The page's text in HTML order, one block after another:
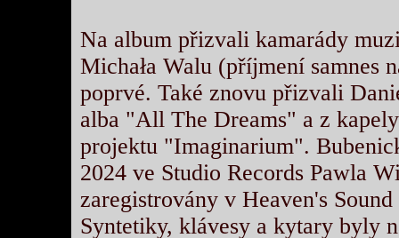
Na album přizvali kamarády
Michała Walu (příjmení samnes
poprvé. Také znovu přizvali
alba "All The Dreams" a z
projektu "Imaginarium".
2024 ve Studio Records Pawla
zaregistrovány v Heaven's
Syntetiky, klávesy a kytary byly